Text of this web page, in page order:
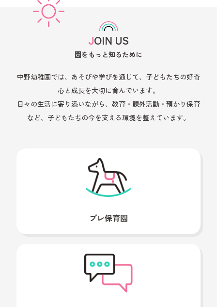
JOIN US
園をもっと知るために
中野幼稚園では、あそびや学びを通じて、子どもたちの好奇
心と成長を大切に育んでいます。
日々の生活に寄り添いながら、教育・課外活動・預かり保育
など、子どもたちの今を支える環境を整えています。
プレ保育園